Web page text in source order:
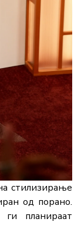
стилизирање
од порано.
ги планираат